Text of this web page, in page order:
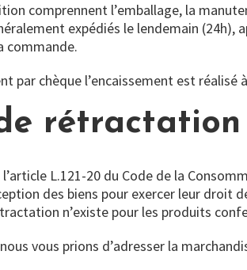
comprennent l’emballage, la
expédiés le lendemain
commande.
par chèque l’encaissement est
rétractation
L.121-20 du Code de la
des biens pour exercer leur droit
n’existe pour les produits
vous prions d’adresser la